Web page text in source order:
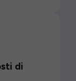
di